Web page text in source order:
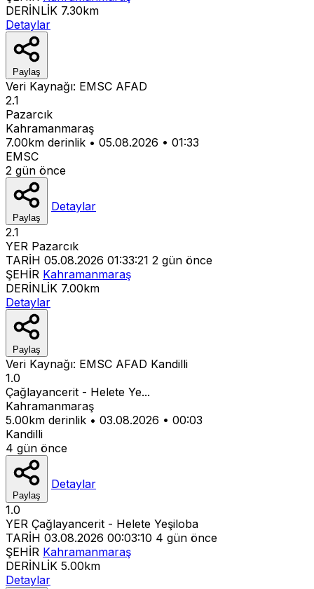
DERİNLİK 7.30km
Detaylar
Paylaş
Veri Kaynağı: EMSC AFAD
2.1
Pazarcık
Kahramanmaraş
7.00km derinlik • 05.08.2026 • 01:33
EMSC
2 gün önce
Paylaş
Detaylar
2.1
YER Pazarcık
TARİH 05.08.2026 01:33:21 2 gün önce
ŞEHİR Kahramanmaraş
DERİNLİK 7.00km
Detaylar
Paylaş
Veri Kaynağı: EMSC AFAD Kandilli
1.0
Çağlayancerit - Helete Ye...
Kahramanmaraş
5.00km derinlik • 03.08.2026 • 00:03
Kandilli
4 gün önce
Paylaş
Detaylar
1.0
YER Çağlayancerit - Helete Yeşiloba
TARİH 03.08.2026 00:03:10 4 gün önce
ŞEHİR Kahramanmaraş
DERİNLİK 5.00km
Detaylar